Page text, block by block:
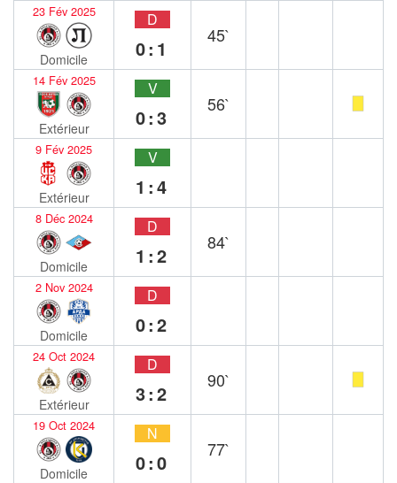
23 Fév 2025
Domicile
D
0:1
45`
14 Fév 2025
Extérieur
V
0:3
56`
9 Fév 2025
Extérieur
V
1:4
8 Déc 2024
Domicile
D
1:2
84`
2 Nov 2024
Domicile
D
0:2
24 Oct 2024
Extérieur
D
3:2
90`
19 Oct 2024
Domicile
N
0:0
77`